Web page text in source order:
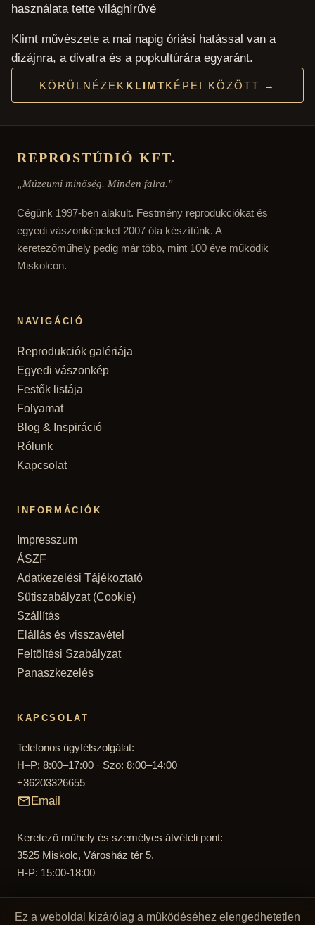
használata tette világhírűvé
Klimt művészete a mai napig óriási hatással van a
dizájnra, a divatra és a popkultúrára egyaránt.
KÖRÜLNÉZEK KLIMTKÉPEI KÖZÖTT →
REPROSTÚDIÓ KFT.
„Múzeumi minőség. Minden falra."
Cégünk 1997-ben alakult. Festmény reprodukciókat és
egyedi vászonképeket 2007 óta készítünk. A
keretezőműhely pedig már több, mint 100 éve működik
Miskolcon.
NAVIGÁCIÓ
Reprodukciók galériája
Egyedi vászonkép
Festők listája
Folyamat
Blog & Inspiráció
Rólunk
Kapcsolat
INFORMÁCIÓK
Impresszum
ÁSZF
Adatkezelési Tájékoztató
Sütiszabályzat (Cookie)
Szállítás
Elállás és visszavétel
Feltöltési Szabályzat
Panaszkezelés
KAPCSOLAT
Telefonos ügyfélszolgálat:
H–P: 8:00–17:00 · Szo: 8:00–14:00
+36203326655
Email
Keretező műhely és személyes átvételi pont:
3525 Miskolc, Városház tér 5.
H-P: 15:00-18:00
Ez a weboldal kizárólag a működéséhez elengedhetetlen